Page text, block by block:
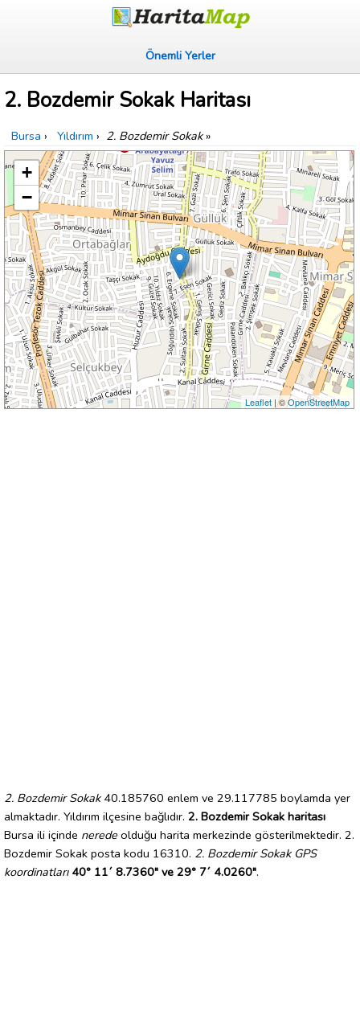
Önemli Yerler
2. Bozdemir Sokak Haritası
Bursa › Yıldırım › 2. Bozdemir Sokak»
+
−
Leaflet| ©OpenStreetMap
2. Bozdemir Sokak40.185760 enlem ve 29.117785 boylamda yer
almaktadır. Yıldırım ilçesine bağlıdır. 2. Bozdemir Sokak haritası
Bursa ili içinde nerede olduğu harita merkezinde gösterilmektedir. 2.
Bozdemir Sokak posta kodu 16310. 2. Bozdemir Sokak GPS
koordinatları 40° 11´ 8.7360" ve 29° 7´ 4.0260".